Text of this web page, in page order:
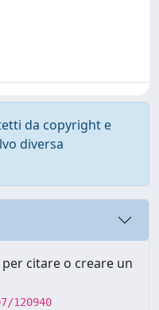
da copyright e
diversa
citare o creare un
120940